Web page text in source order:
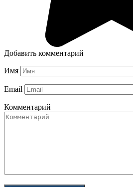
Добавить комментарий
Имя
Email
Комментарий